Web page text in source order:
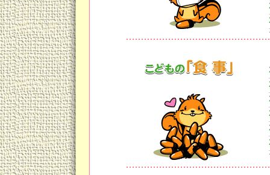
その場合はすかさず、「すごい
「おもちゃで遊んだら、どうする
「ごはんのときの姿勢は、どうす
などなど、応用がききますね。
③つぶやき形を活用
「お靴をそろえられない人は、お
と、独り言のようにつぶやきます
けっして強い命令口調で言わない
あるまで「つぶやき」で。
「ちょっと裏技」として、すで
的。
たとえば、
「○○ちゃんは、最近お靴の脱ぎ方